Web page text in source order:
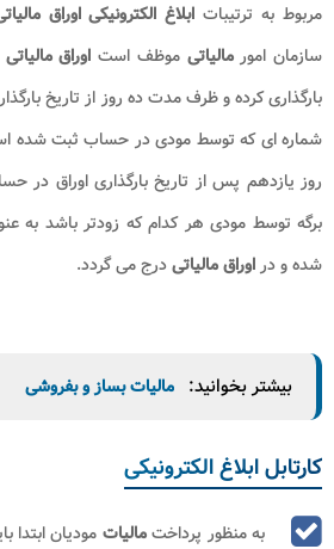
مربوط به ترتیبات ابلاغ الکترونیکی اوراق
سازمان امورمالیاتی موظف است اوراق مالیاتی
بارگذاری کرده و ظرف مدت ده روز از تاریخ
شماره ای که توسط مودی در حساب ثبت شده
روز یازدهم پس از تاریخ بارگذاری اوراق در
برگه توسط مودی هر کدام که زودتر باشد به
شده و دراوراق مالیاتیدرج می گردد.
بیشتر بخوانید: مالیات بساز و بفروشی
کارتابل ابلاغ الکترونیکی
به منظور پرداختمالیات مودیان ابتدا